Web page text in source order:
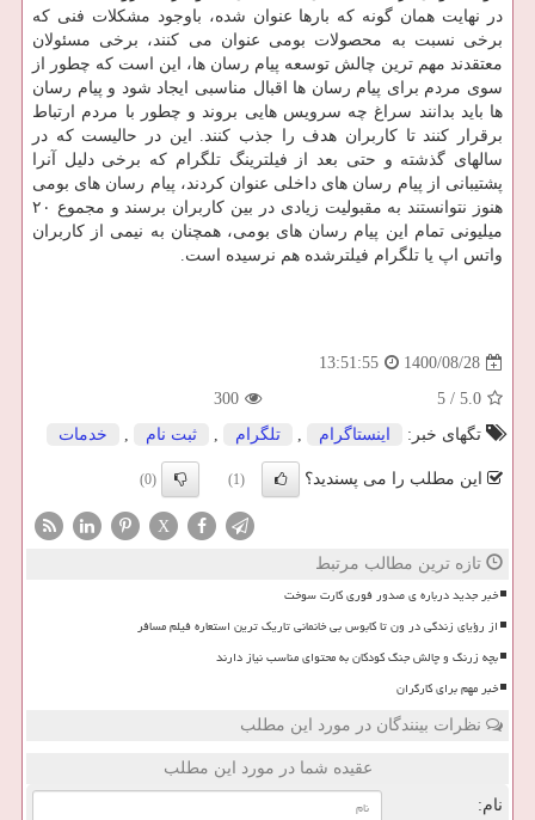
در نهایت همان گونه که بارها عنوان شده، باوجود مشکلات فنی که
برخی نسبت به محصولات بومی عنوان می کنند، برخی مسئولان
معتقدند مهم ترین چالش توسعه پیام رسان ها، این است که چطور از
سوی مردم برای پیام رسان ها اقبال مناسبی ایجاد شود و پیام رسان
ها باید بدانند سراغ چه سرویس هایی بروند و چطور با مردم ارتباط
برقرار کنند تا کاربران هدف را جذب کنند. این در حالیست که در
سالهای گذشته و حتی بعد از فیلترینگ تلگرام که برخی دلیل آنرا
پشتیبانی از پیام رسان های داخلی عنوان کردند، پیام رسان های بومی
هنوز نتوانستند به مقبولیت زیادی در بین کاربران برسند و مجموع ۲۰
میلیونی تمام این پیام رسان های بومی، همچنان به نیمی از کاربران
واتس اپ یا تلگرام فیلترشده هم نرسیده است.
1400/08/28
13:51:55
5.0
/
5
300
تگهای خبر:
اینستاگرام , تلگرام , ثبت نام , خدمات
این مطلب را می پسندید؟ (1)
(0)
X
تازه ترین مطالب مرتبط
خبر جدید درباره ی صدور فوری کارت سوخت
از رؤیای زندگی در ون تا کابوس بی خانمانی تاریک ترین استعاره فیلم مسافر
بچه زرنگ و چالش جنگ کودکان به محتوای مناسب نیاز دارند
خبر مهم برای کارگران
نظرات بینندگان در مورد این مطلب
عقیده شما در مورد این مطلب
نام: